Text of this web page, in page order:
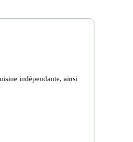
indépendante, ainsi